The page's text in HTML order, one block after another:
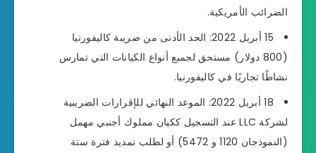
الضرائب الأمريكية.
15 أبريل 2022: الحد الأدنى من ضريبة كاليفورنيا
(800 دولار) مستحق لجميع أنواع الكيانات التي تمارس
نشاطًا تجاريًا في كاليفورنيا.
18 أبريل 2022: الموعد النهائي للإقرارات الضريبية
لشركة LLC عند التسجيل ككيان مملوك أجنبي مهمل
(النموذجان 1120 و 5472) أو لطلب تمديد فترة ستة